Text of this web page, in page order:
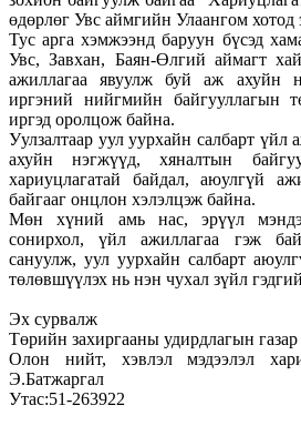
өдөрлөг Увс аймгийн Улаангом хотод
Тус арга хэмжээнд баруун бүсэд
Увс, Завхан, Баян-Өлгий аймагт
ажиллагаа явуулж буй аж ахуйн
иргэний нийгмийн байгууллагын
иргэд оролцож байна.
Уулзалтаар уул уурхайн салбарт үйл
ахуйн нэгжүүд, хяналтын
хариуцлагатай байдал, аюулгүй
байгааг онцлон хэлэлцэж байна.
Мөн хүний амь нас, эрүүл
сонирхол, үйл ажиллагаа гэж
сануулж, уул уурхайн салбарт
төлөвшүүлэх нь нэн чухал зүйл
Эх сурвалж
Төрийн захиргааны удирдлагын газар
Олон нийт, хэвлэл мэдээлэл
Э.Батжаргал
Утас:51-263922